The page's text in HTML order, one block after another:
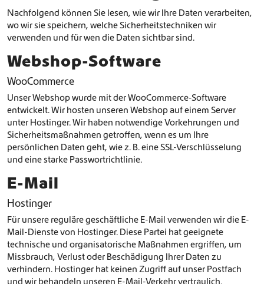
Nachfolgend können Sie lesen, wie wir Ihre Daten verarbeiten,
wo wir sie speichern, welche Sicherheitstechniken wir
verwenden und für wen die Daten sichtbar sind.
Webshop-Software
WooCommerce
Unser Webshop wurde mit der WooCommerce-Software
entwickelt. Wir hosten unseren Webshop auf einem Server
unter Hostinger. Wir haben notwendige Vorkehrungen und
Sicherheitsmaßnahmen getroffen, wenn es um Ihre
persönlichen Daten geht, wie z. B. eine SSL-Verschlüsselung
und eine starke Passwortrichtlinie.
E-Mail
Hostinger
Für unsere reguläre geschäftliche E-Mail verwenden wir die E-
Mail-Dienste von Hostinger. Diese Partei hat geeignete
technische und organisatorische Maßnahmen ergriffen, um
Missbrauch, Verlust oder Beschädigung Ihrer Daten zu
verhindern. Hostinger hat keinen Zugriff auf unser Postfach
und wir behandeln unseren E-Mail-Verkehr vertraulich.